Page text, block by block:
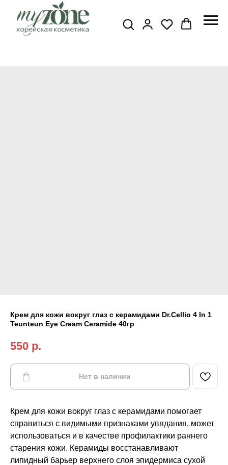
Крем для кожи вокруг глаз с керамидами Dr.Cellio 4 In 1
Teunteun Eye Cream Ceramide 40гр
550 р.
Нет в наличии
Крем для кожи вокруг глаз с керамидами помогает
справиться с видимыми признаками увядания, может
использоваться и в качестве профилактики раннего
старения кожи. Керамиды восстанавливают
липидный барьер верхнего слоя эпидермиса сухой